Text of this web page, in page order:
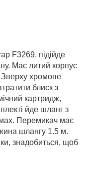
F3269, підійде
Має литий корпус
Зверху хромове
блиск з
картридж,
йде шланг з
Перемикач має
шлангу 1.5 м.
знадобиться, щоб